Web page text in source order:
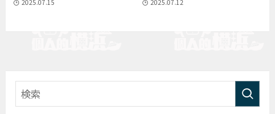
2025.07.15 2025.07.12